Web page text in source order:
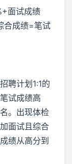
面试成绩
合成绩=笔试
聘计划1:1的
试成绩高
。出现体检
面试且综合
绩从高分到